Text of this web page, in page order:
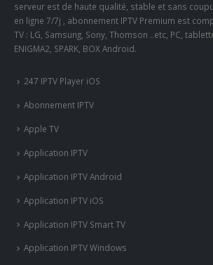
serveur est de haute qualité, stable et sans
en ligne 7/7j , abonnement IPTV Premium est
TV : LG, Samsung, Sony, Thomson ..etc, PC,
ENIGMA2, SPARK, BOX Android.
247 IPTV Player iOS
Abonnement IPTV
Apple TV
Application IPTV
Application IPTV Android
Application IPTV iOS
Application IPTV Smart TV
Application IPTV Windows